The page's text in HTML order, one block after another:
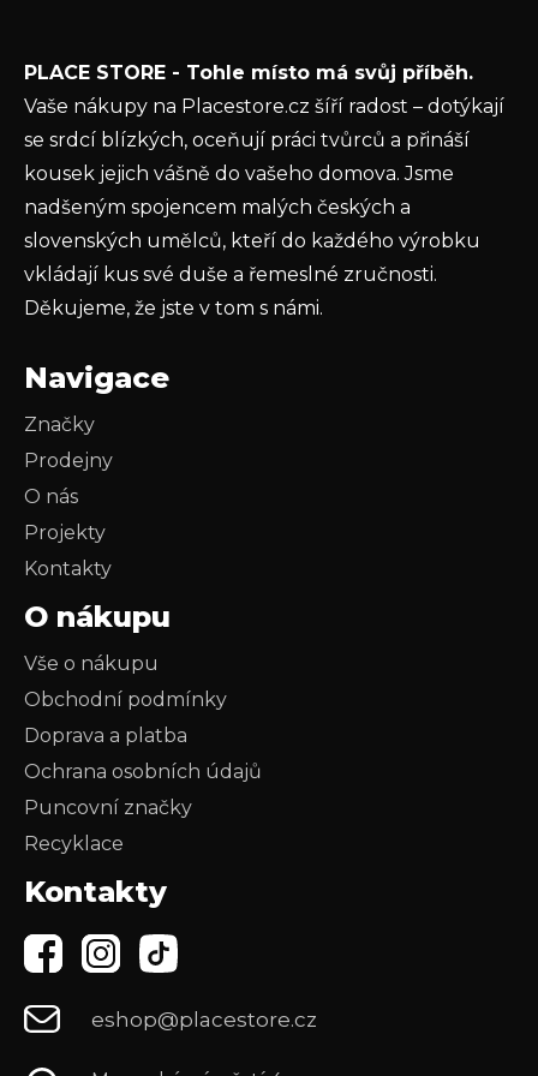
ochrany osobních údajů
PŘIHLÁSIT SE
PLACE STORE - Tohle místo má svůj příběh.
Vaše nákupy na Placestore.cz šíří radost – dotýkají
se srdcí blízkých, oceňují práci tvůrců a přináší
kousek jejich vášně do vašeho domova. Jsme
nadšeným spojencem malých českých a
slovenských umělců, kteří do každého výrobku
vkládají kus své duše a řemeslné zručnosti.
Děkujeme, že jste v tom s námi.
Navigace
Značky
Prodejny
O nás
Projekty
Kontakty
O nákupu
Vše o nákupu
Obchodní podmínky
Doprava a platba
Ochrana osobních údajů
Puncovní značky
Recyklace
Kontakty
eshop@placestore.cz